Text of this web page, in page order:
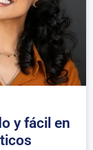
y fácil en